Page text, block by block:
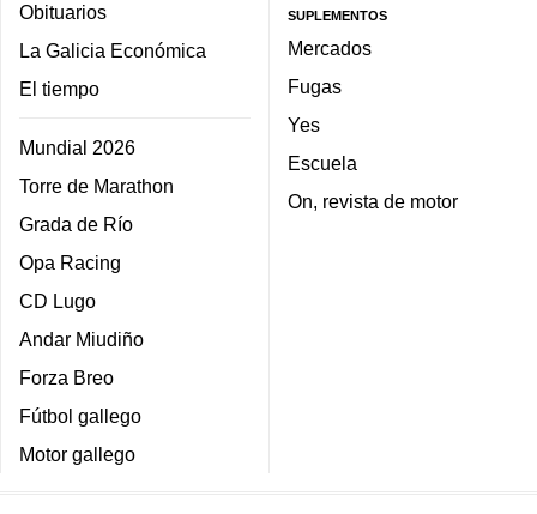
Obituarios
La Galicia Económica
El tiempo
Mundial 2026
Torre de Marathon
Grada de Río
Opa Racing
CD Lugo
Andar Miudiño
Forza Breo
Fútbol gallego
Motor gallego
SUPLEMENTOS
Mercados
Fugas
Yes
Escuela
On, revista de motor